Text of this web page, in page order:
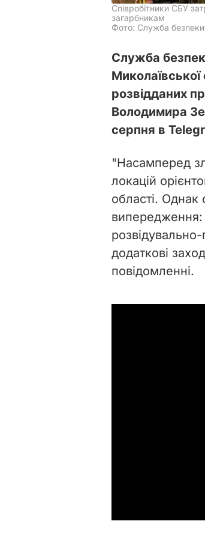
Співробітники СБУ
загарбникам
Фото: Служба безпеки
Служба
розвідданих
Володимира
серпня в
"Насамперед
локацій
області.
випередження:
розвідувально-
додаткові
повідомленні.